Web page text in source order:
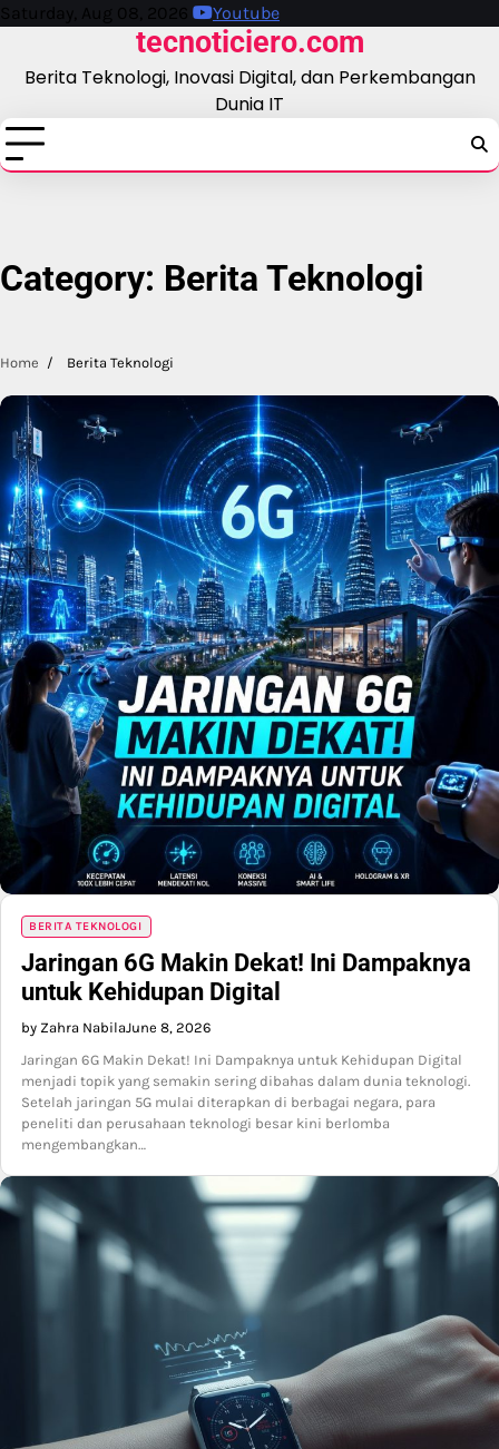
Skip
content
Saturday, Aug 08, 2026 Youtube
tecnoticiero.com
Berita Teknologi, Inovasi Digital, dan Perkembangan
Dunia IT
Category: Berita Teknologi
Home Berita Teknologi
BERITA TEKNOLOGI
Jaringan 6G Makin Dekat! Ini Dampaknya
untuk Kehidupan Digital
by Zahra NabilaJune 8, 2026
Jaringan 6G Makin Dekat! Ini Dampaknya untuk Kehidupan Digital
menjadi topik yang semakin sering dibahas dalam dunia teknologi.
Setelah jaringan 5G mulai diterapkan di berbagai negara, para
peneliti dan perusahaan teknologi besar kini berlomba
mengembangkan…